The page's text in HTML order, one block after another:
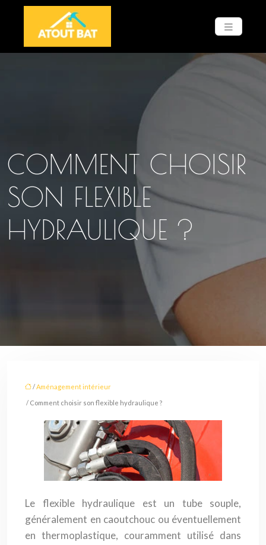
COMMENT CHOISIR
SON FLEXIBLE
HYDRAULIQUE ?
/Aménagement intérieur
/ Comment choisir son flexible hydraulique ?
Le flexible hydraulique est un tube souple,
généralement en caoutchouc ou éventuellement
en thermoplastique, couramment utilisé dans